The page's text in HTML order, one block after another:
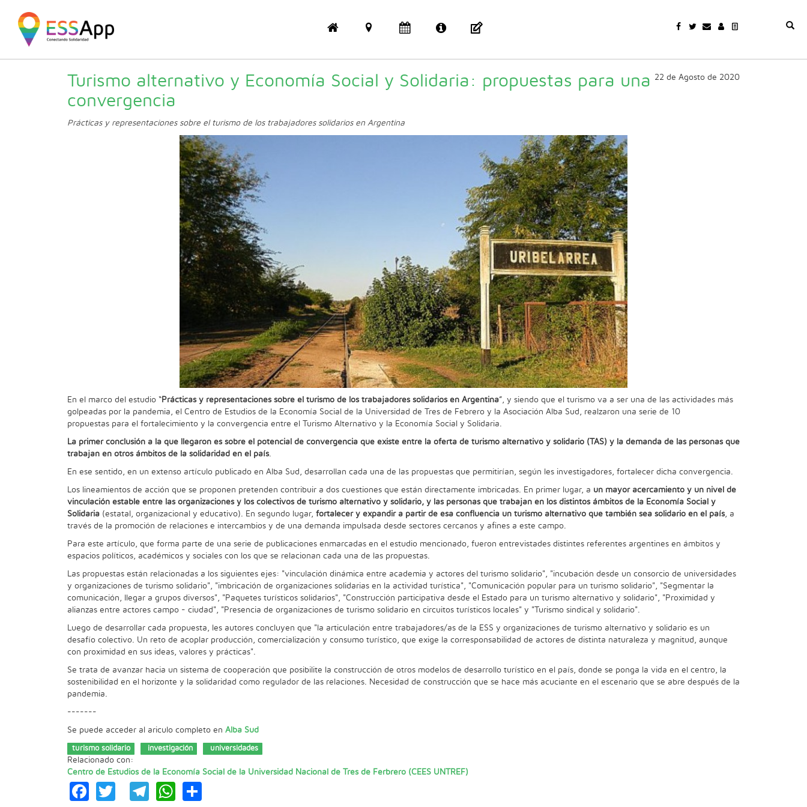
22 de Agosto de 2020
Turismo alternativo y Economía Social y Solidaria: propuestas para una
convergencia
Prácticas y representaciones sobre el turismo de los trabajadores solidarios en Argentina
En el marco del estudio “Prácticas y representaciones sobre el turismo de los trabajadores solidarios en Argentina”, y siendo que el turismo va a ser una de las actividades más
golpeadas por la pandemia, el Centro de Estudios de la Economía Social de la Universidad de Tres de Febrero y la Asociación Alba Sud, realzaron una serie de 10
propuestas para el fortalecimiento y la convergencia entre el Turismo Alternativo y la Economía Social y Solidaria.
La primer conclusión a la que llegaron es sobre el potencial de convergencia que existe entre la oferta de turismo alternativo y solidario (TAS) y la demanda de las personas que
trabajan en otros ámbitos de la solidaridad en el país.
En ese sentido, en un extenso artículo publicado en Alba Sud, desarrollan cada una de las propuestas que permitirían, según les investigadores, fortalecer dicha convergencia.
Los lineamientos de acción que se proponen pretenden contribuir a dos cuestiones que están directamente imbricadas. En primer lugar, a un mayor acercamiento y un nivel de
vinculación estable entre las organizaciones y los colectivos de turismo alternativo y solidario, y las personas que trabajan en los distintos ámbitos de la Economía Social y
Solidaria (estatal, organizacional y educativo). En segundo lugar, fortalecer y expandir a partir de esa confluencia un turismo alternativo que también sea solidario en el país, a
través de la promoción de relaciones e intercambios y de una demanda impulsada desde sectores cercanos y afines a este campo.
Para este artículo, que forma parte de una serie de publicaciones enmarcadas en el estudio mencionado, fueron entrevistades distintes referentes argentines en ámbitos y
espacios políticos, académicos y sociales con los que se relacionan cada una de las propuestas.
Las propuestas están relacionadas a los siguientes ejes: "vinculación dinámica entre academia y actores del turismo solidario", "incubación desde un consorcio de universidades
y organizaciones de turismo solidario", "imbricación de organizaciones solidarias en la actividad turística", "Comunicación popular para un turismo solidario", "Segmentar la
comunicación, llegar a grupos diversos", "Paquetes turísticos solidarios", "Construcción participativa desde el Estado para un turismo alternativo y solidario", "Proximidad y
alianzas entre actores campo - ciudad", "Presencia de organizaciones de turismo solidario en circuitos turísticos locales" y "Turismo sindical y solidario".
Luego de desarrollar cada propuesta, les autores concluyen que "la articulación entre trabajadores/as de la ESS y organizaciones de turismo alternativo y solidario es un
desafío colectivo. Un reto de acoplar producción, comercialización y consumo turístico, que exige la corresponsabilidad de actores de distinta naturaleza y magnitud, aunque
con proximidad en sus ideas, valores y prácticas".
Se trata de avanzar hacia un sistema de cooperación que posibilite la construcción de otros modelos de desarrollo turístico en el país, donde se ponga la vida en el centro, la
sostenibilidad en el horizonte y la solidaridad como regulador de las relaciones. Necesidad de construcción que se hace más acuciante en el escenario que se abre después de la
pandemia.
-------
Se puede acceder al ariculo completo en Alba Sud
turismo solidario investigación universidades
Relacionado con:
Centro de Estudios de la Economía Social de la Universidad Nacional de Tres de Ferbrero (CEES UNTREF)
Facebook
TwitterTelegram
WhatsApp